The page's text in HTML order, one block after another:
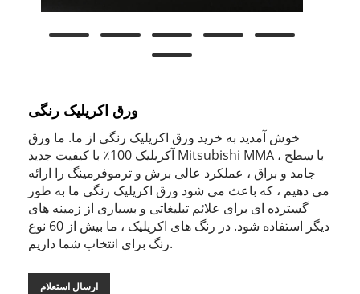
ورق اکریلیک رنگی
خوش آمدید به خرید ورق اکریلیک رنگی از ما. ما ورق
آکریلیک 100٪ با کیفیت جدید Mitsubishi MMA ، با سطح
جامد و براق ، عملکرد عالی برش و ترموفرمینگ را ارائه
می دهیم ، که باعث می شود ورق اکریلیک رنگی ما به طور
گسترده ای برای علائم تبلیغاتی و بسیاری از زمینه های
دیگر استفاده شود. در رنگ های اکریلیک ، ما بیش از 60 نوع
رنگ برای انتخاب شما داریم.
ارسال استعلام